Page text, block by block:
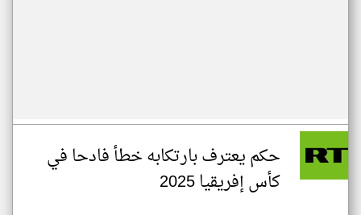
حكم يعترف بارتكابه خطأ فادحا في
كأس إفريقيا 2025